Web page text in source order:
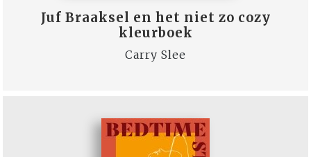
Juf Braaksel en het niet zo cozy
kleurboek
Carry Slee